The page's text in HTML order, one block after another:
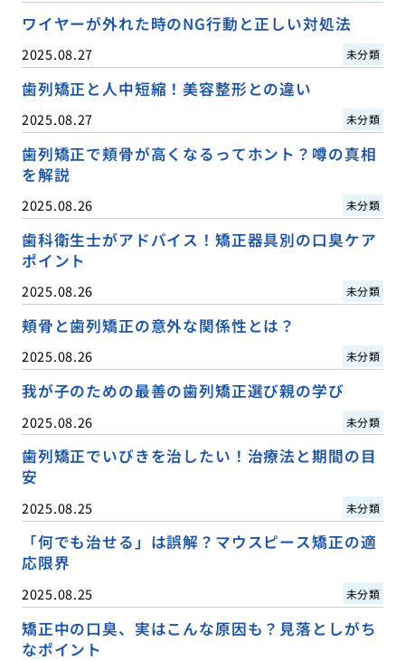
ワイヤーが外れた時のNG行動と正しい対処法
2025.08.27 未分類
歯列矯正と人中短縮！美容整形との違い
2025.08.27 未分類
歯列矯正で頬骨が高くなるってホント？噂の真相
を解説
2025.08.26 未分類
歯科衛生士がアドバイス！矯正器具別の口臭ケア
ポイント
2025.08.26 未分類
頬骨と歯列矯正の意外な関係性とは？
2025.08.26 未分類
我が子のための最善の歯列矯正選び親の学び
2025.08.26 未分類
歯列矯正でいびきを治したい！治療法と期間の目
安
2025.08.25 未分類
「何でも治せる」は誤解？マウスピース矯正の適
応限界
2025.08.25 未分類
矯正中の口臭、実はこんな原因も？見落としがち
なポイント